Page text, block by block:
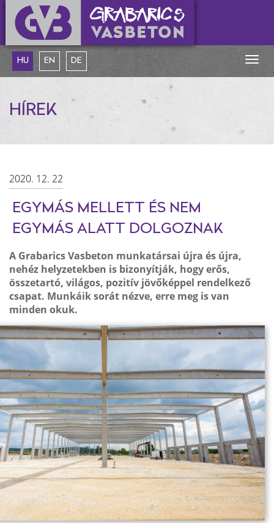
HU EN DE
HÍREK
2020. 12. 22
EGYMÁS MELLETT ÉS NEM
EGYMÁS ALATT DOLGOZNAK
A Grabarics Vasbeton munkatársai újra és újra,
nehéz helyzetekben is bizonyítják, hogy erős,
összetartó, világos, pozitív jövőképpel rendelkező
csapat. Munkáik sorát nézve, erre meg is van
minden okuk.